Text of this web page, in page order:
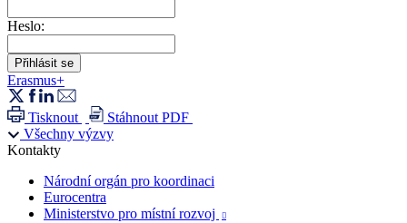
Heslo:
Erasmus+
Tisknout
Stáhnout PDF
Všechny výzvy
Kontakty
Národní orgán pro koordinaci
Eurocentra
Ministerstvo pro místní rozvoj
